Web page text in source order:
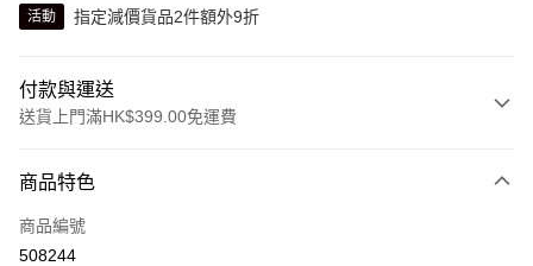
活動 指定減價貨品2件額外9折
付款與運送
送貨上門滿HK$399.00免運費
信用卡
線上付款
商品特色
商品編號
508244